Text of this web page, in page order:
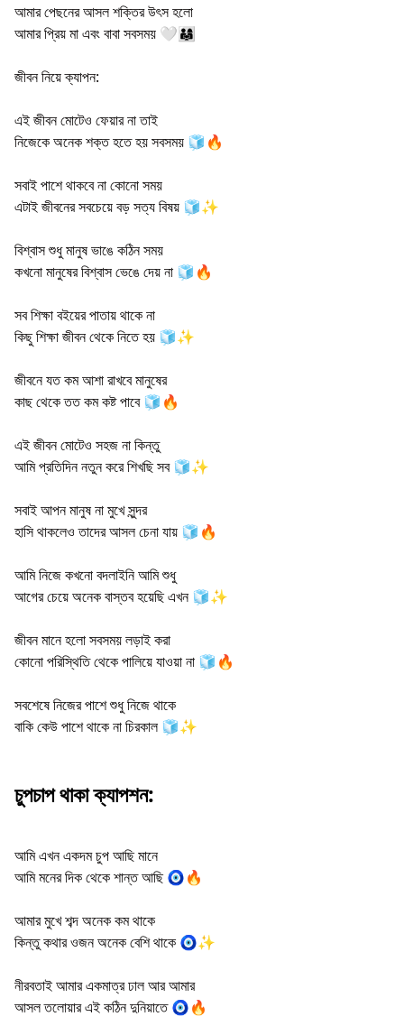
আমার পেছনের আসল শক্তির উৎস হলো
আমার প্রিয় মা এবং বাবা সবসময় 🤍👨‍👩‍👧
জীবন নিয়ে ক্যাপন:
এই জীবন মোটেও ফেয়ার না তাই
নিজেকে অনেক শক্ত হতে হয় সবসময় 🧊🔥
সবাই পাশে থাকবে না কোনো সময়
এটাই জীবনের সবচেয়ে বড় সত্য বিষয় 🧊✨
বিশ্বাস শুধু মানুষ ভাঙে কঠিন সময়
কখনো মানুষের বিশ্বাস ভেঙে দেয় না 🧊🔥
সব শিক্ষা বইয়ের পাতায় থাকে না
কিছু শিক্ষা জীবন থেকে নিতে হয় 🧊✨
জীবনে যত কম আশা রাখবে মানুষের
কাছ থেকে তত কম কষ্ট পাবে 🧊🔥
এই জীবন মোটেও সহজ না কিন্তু
আমি প্রতিদিন নতুন করে শিখছি সব 🧊✨
সবাই আপন মানুষ না মুখে সুন্দর
হাসি থাকলেও তাদের আসল চেনা যায় 🧊🔥
আমি নিজে কখনো বদলাইনি আমি শুধু
আগের চেয়ে অনেক বাস্তব হয়েছি এখন 🧊✨
জীবন মানে হলো সবসময় লড়াই করা
কোনো পরিস্থিতি থেকে পালিয়ে যাওয়া না 🧊🔥
সবশেষে নিজের পাশে শুধু নিজে থাকে
বাকি কেউ পাশে থাকে না চিরকাল 🧊✨
চুপচাপ থাকা ক্যাপশন:
আমি এখন একদম চুপ আছি মানে
আমি মনের দিক থেকে শান্ত আছি 🧿🔥
আমার মুখে শব্দ অনেক কম থাকে
কিন্তু কথার ওজন অনেক বেশি থাকে 🧿✨
নীরবতাই আমার একমাত্র ঢাল আর আমার
আসল তলোয়ার এই কঠিন দুনিয়াতে 🧿🔥